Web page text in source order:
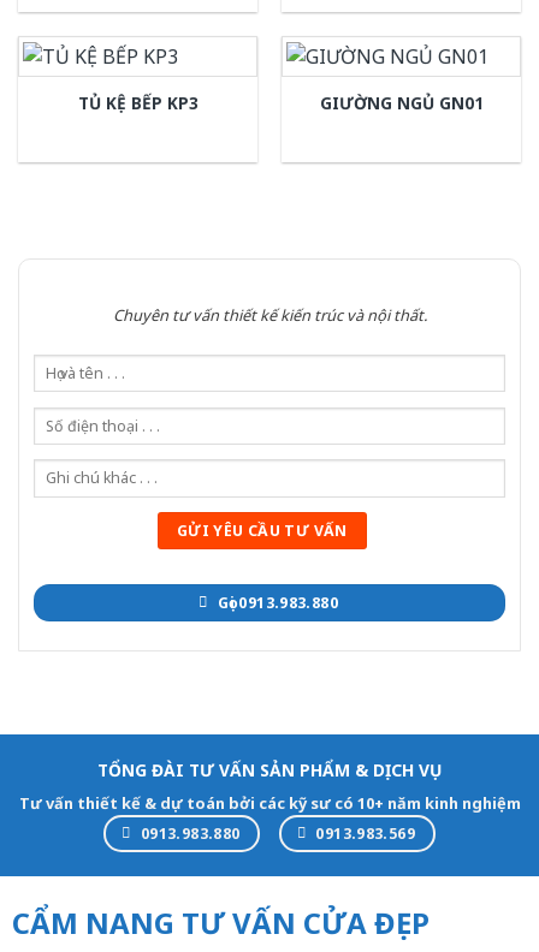
TỦ KỆ BẾP KP3 GIƯỜNG NGỦ GN01
Chuyên tư vấn thiết kế kiến trúc và nội thất.
Gọi 0913.983.880
TỔNG ĐÀI TƯ VẤN SẢN PHẨM & DỊCH VỤ
Tư vấn thiết kế & dự toán bởi các kỹ sư có 10+ năm kinh nghiệm
0913.983.880 0913.983.569
CẨM NANG TƯ VẤN CỬA ĐẸP